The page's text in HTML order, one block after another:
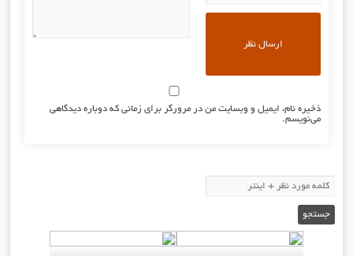
ذخیره نام، ایمیل و وبسایت من در مرورگر برای زمانی که دوباره دیدگاهی
می‌نویسم.